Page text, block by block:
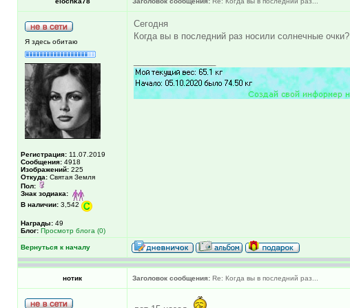
Я здесь обитаю
Регистрация: 11.07.2019
Сообщения: 4918
Изображений: 225
Откуда: Святая Земля
Пол:
Знак зодиака:
В наличии: 3,542
Награды: 49
Блог: Просмотр блога (0)
Сегодня
Когда вы в последний раз носили солнечные очки?
Вернуться к началу
нотик Заголовок сообщения: Re: Когда вы в последний раз...